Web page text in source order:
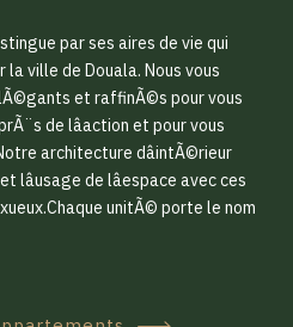
par ses aires de vie qui
ville de Douala. Nous vous
et raffinÃ©s pour vous
de lâaction et pour vous
architecture dâintÃ©rieur
de lâespace avec ces
unitÃ© porte le nom